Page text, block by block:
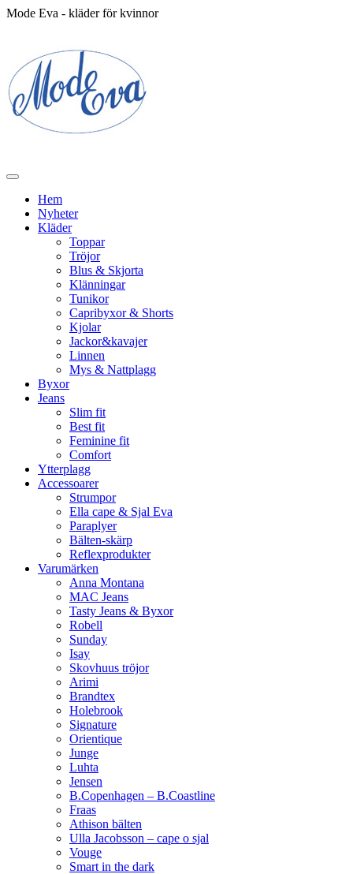
Mode Eva - kläder för kvinnor
Hem
Nyheter
Kläder
Toppar
Tröjor
Blus & Skjorta
Klänningar
Tunikor
Capribyxor & Shorts
Kjolar
Jackor&kavajer
Linnen
Mys & Nattplagg
Byxor
Jeans
Slim fit
Best fit
Feminine fit
Comfort
Ytterplagg
Accessoarer
Strumpor
Ella cape & Sjal Eva
Paraplyer
Bälten-skärp
Reflexprodukter
Varumärken
Anna Montana
MAC Jeans
Tasty Jeans & Byxor
Robell
Sunday
Isay
Skovhuus tröjor
Arimi
Brandtex
Holebrook
Signature
Orientique
Junge
Luhta
Jensen
B.Copenhagen – B.Coastline
Fraas
Athison bälten
Ulla Jacobsson – cape o sjal
Vouge
Smart in the dark